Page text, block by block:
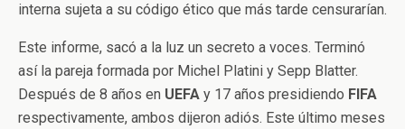
interna sujeta a su código ético que más tarde censurarían.
Este informe, sacó a la luz un secreto a voces. Terminó
así la pareja formada por Michel Platini y Sepp Blatter.
Después de 8 años en UEFA y 17 años presidiendo FIFA
respectivamente, ambos dijeron adiós. Este último meses